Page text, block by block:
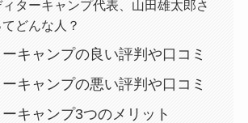
ィターキャンプ代表、山田雄太郎さ
てどんな人？
キャンプの良い評判や口コミ
キャンプの悪い評判や口コミ
キャンプ3つのメリット